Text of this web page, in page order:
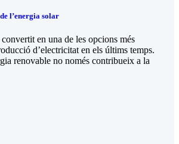
l’energia solar
convertit en una de les opcions més
d’electricitat en els últims temps.
renovable no només contribueix a la